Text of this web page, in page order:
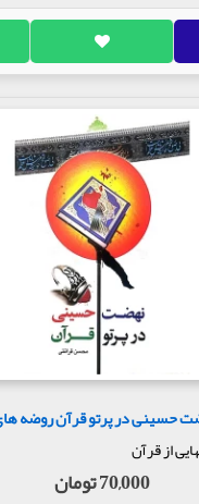
حسینی در پرتو قرآن روضه
از قرآن
70,000 تومان